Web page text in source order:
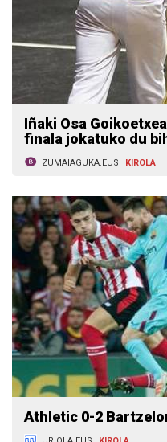
Iñaki Osa
finala jokatuko du
ZUMAIAGUKA.EUS KIROLA
Athletic 0-2